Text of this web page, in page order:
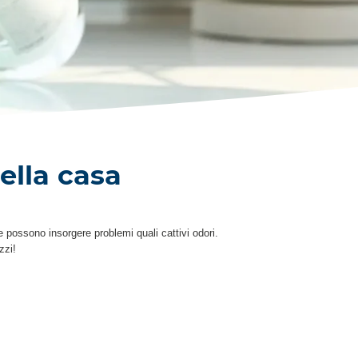
casa
insorgere problemi quali cattivi odori.